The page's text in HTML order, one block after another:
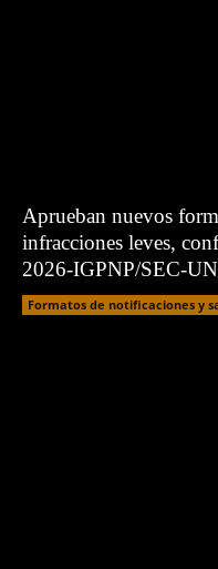
Aprueban nuevos
infracciones leves,
2026-IGPNP/SEC-
Formatos de notificaciones y